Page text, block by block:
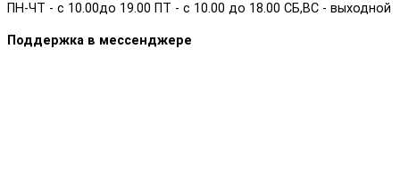
ПН-ЧТ - с 10.00до 19.00 ПТ - с 10.00 до 18.00 СБ,ВС - выходной
Поддержка в мессенджере